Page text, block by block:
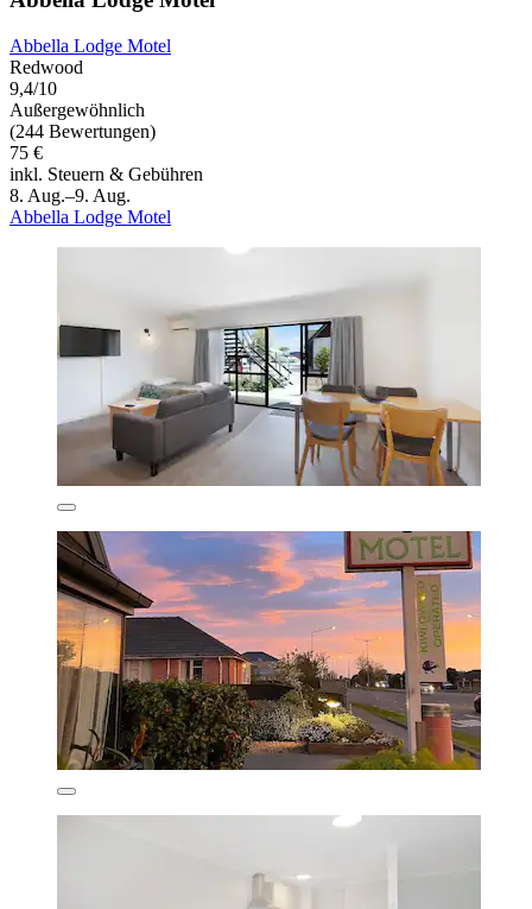
Abbella Lodge Motel
Redwood
9,4/10
Außergewöhnlich
(244 Bewertungen)
75 €
inkl. Steuern & Gebühren
8. Aug.–9. Aug.
Abbella Lodge Motel